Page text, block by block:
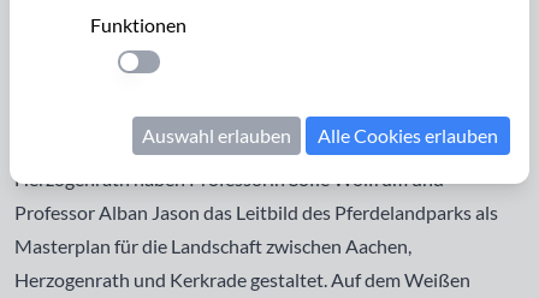
beginnt am Lousberg und führt in Schleifen nach Norden bis
Nullander Berg in Kerkrade. Die Strecke beträgt insgesamt
ungefähr 30 Kilometer. Im Auftrag der Städte Aachen und
Herzogenrath haben Professorin Sofie Wolfrum und
Professor Alban Jason das Leitbild des Pferdelandparks als
Masterplan für die Landschaft zwischen Aachen,
Herzogenrath und Kerkrade gestaltet. Auf dem Weißen
Funktionen
Einstellung anwenden
Auswahl erlauben Alle Cookies erlauben